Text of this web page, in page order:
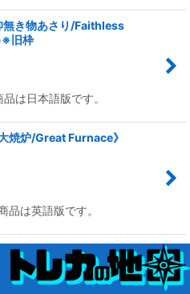
き物あさり/Faithless
旧枠
は日本語版です。
焼炉/Great Furnace》
品は英語版です。